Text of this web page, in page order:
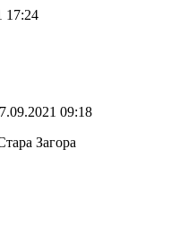
17:24
09:18
Загора